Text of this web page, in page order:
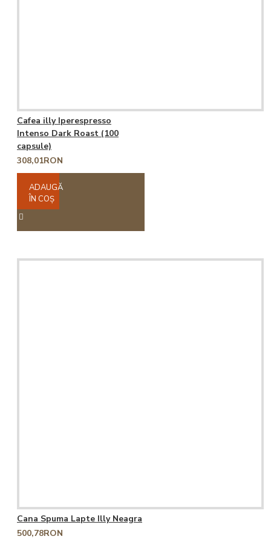
Cafea illy Iperespresso
Intenso Dark Roast (100
capsule)
308,01RON
ADAUGĂ
ÎN COŞ
Cana Spuma Lapte Illy Neagra
500,78RON